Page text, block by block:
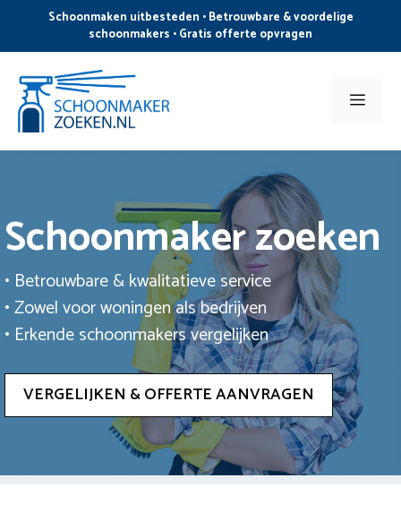
de
inhoud
Schoonmaken uitbesteden • Betrouwbare & voordelige
schoonmakers • Gratis offerte opvragen
Menu
Schoonmaker zoeken
• Betrouwbare & kwalitatieve service
• Zowel voor woningen als bedrijven
• Erkende schoonmakers vergelijken
VERGELIJKEN & OFFERTE AANVRAGEN